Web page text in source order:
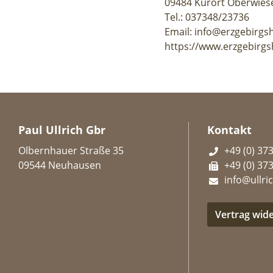
Tel.: 037348/23736
Email:
https://
Paul Ullrich Gbr
Olbernhauer Straße 35
09544 Neuhausen
Kontakt
+49 (0)
+49 (0)
Vertrag